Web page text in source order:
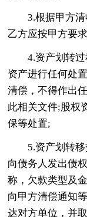
3.根据甲方
乙方应按甲方要
4.资产划转
资产进行任何处
清偿，不得作出
此相关文件;股权
保等处置;
5.资产划转
向债务人发出债
称，欠款类型及
向甲方清偿通知
达对方单位，并